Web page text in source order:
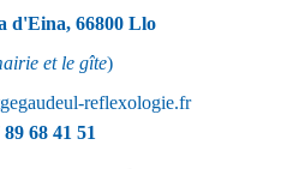
d'Eina, 66800 Llo
et le gîte)
reflexologie.fr
68 41 51